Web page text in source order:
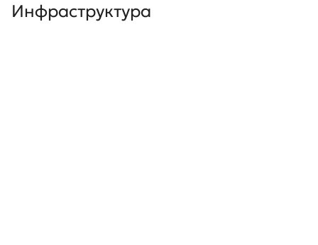
Инфраструктура